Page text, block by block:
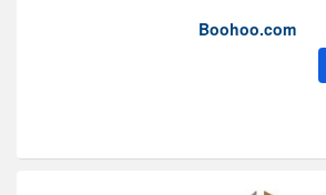
Boohoo.com